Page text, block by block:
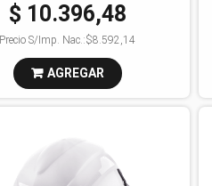
$ 10.396,48
Precio S/Imp. Nac.:$8.592,14
AGREGAR